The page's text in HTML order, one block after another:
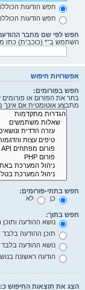
חפש הודעות
חפש הודעות
חפש לפי שם מחבר
השתמש ב־* (כוכבית) כתו
אפשרויות חיפוש
חפש בפורומים:
בחר את הפורום או
מתבצע אוטומטית אם
חפש בתתי-פורומים:
כן
לא
חפש בתוך:
נושא ההודעה ותוכן
תוכן ההודעה בלבד
נושא ההודעה בלבד
הודעה ראשונה
הצג את תוצאות החיפוש כ: